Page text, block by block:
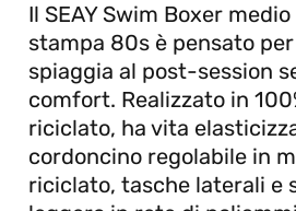
Il SEAY Swim Boxer
stampa 80s è pensato
spiaggia al post-session
comfort. Realizzato in
riciclato, ha vita
cordoncino regolabile in
riciclato, tasche laterali e